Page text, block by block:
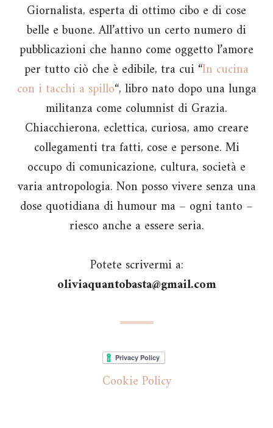
Giornalista, esperta di ottimo cibo e di cose
belle e buone. All’attivo un certo numero di
pubblicazioni che hanno come oggetto l’amore
per tutto ciò che è edibile, tra cui “In cucina
con i tacchi a spillo“, libro nato dopo una lunga
militanza come columnist di Grazia.
Chiacchierona, eclettica, curiosa, amo creare
collegamenti tra fatti, cose e persone. Mi
occupo di comunicazione, cultura, società e
varia antropologia. Non posso vivere senza una
dose quotidiana di humour ma – ogni tanto –
riesco anche a essere seria.
Potete scrivermi a:
oliviaquantobasta@gmail.com
Cookie Policy